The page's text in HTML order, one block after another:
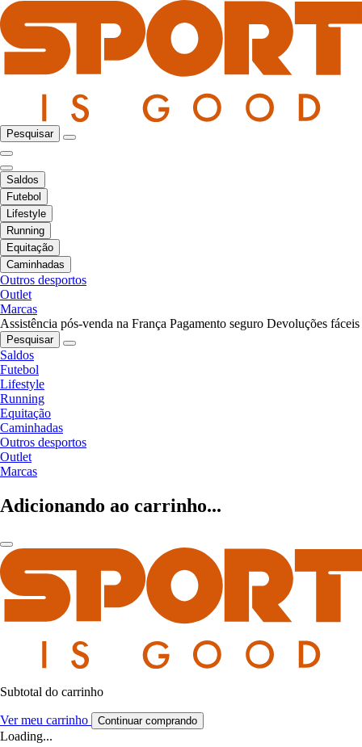
Pesquisar
Saldos
Futebol
Lifestyle
Running
Equitação
Caminhadas
Outros desportos
Outlet
Marcas
Assistência pós-venda na França Pagamento seguro Devoluções fáceis
Pesquisar
Saldos
Futebol
Lifestyle
Running
Equitação
Caminhadas
Outros desportos
Outlet
Marcas
Adicionando ao carrinho...
Subtotal do carrinho
Ver meu carrinho Continuar comprando
Loading...